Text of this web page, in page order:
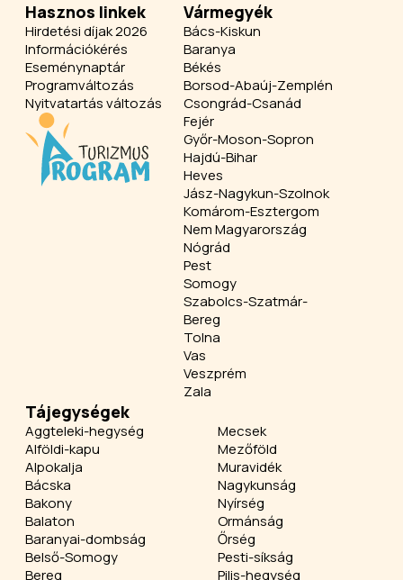
Hasznos linkek
Hirdetési díjak 2026
Információkérés
Eseménynaptár
Programváltozás
Nyitvatartás változás
Vármegyék
Bács-Kiskun
Baranya
Békés
Borsod-Abaúj-Zemplén
Csongrád-Csanád
Fejér
Győr-Moson-Sopron
Hajdú-Bihar
Heves
Jász-Nagykun-Szolnok
Komárom-Esztergom
Nem Magyarország
Nógrád
Pest
Somogy
Szabolcs-Szatmár-
Bereg
Tolna
Vas
Veszprém
Zala
Tájegységek
Aggteleki-hegység
Alföldi-kapu
Alpokalja
Bácska
Bakony
Balaton
Baranyai-dombság
Belső-Somogy
Bereg
Mecsek
Mezőföld
Muravidék
Nagykunság
Nyírség
Ormánság
Őrség
Pesti-síkság
Pilis-hegység